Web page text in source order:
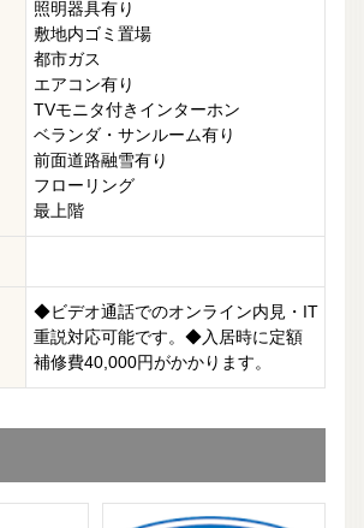
照明器具有り
敷地内ゴミ置場
都市ガス
エアコン有り
TVモニタ付きインターホン
ベランダ・サンルーム有り
前面道路融雪有り
フローリング
最上階
◆ビデオ通話でのオンライン内見・IT
重説対応可能です。◆入居時に定額
補修費40,000円がかかります。